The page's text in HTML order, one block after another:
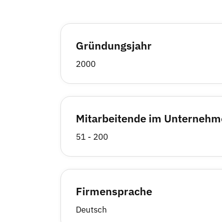
Gründungsjahr
2000
Mitarbeitende im
51 - 200
Firmensprache
Deutsch